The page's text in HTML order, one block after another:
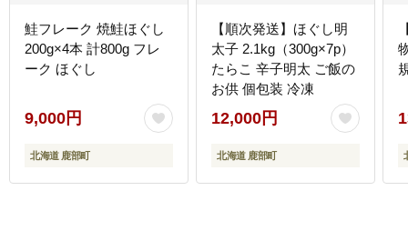
鮭フレーク 焼鮭ほぐし
200g×4本 計800g フレ
ーク ほぐし
9,000円
北海道 鹿部町
【順次発送】ほぐし明
太子 2.1kg（300g×7p）
たらこ 辛子明太 ご飯の
お供 個包装 冷凍
12,000円
北海道 鹿部町